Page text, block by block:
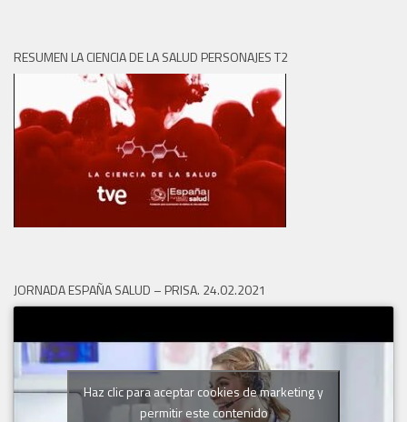
RESUMEN LA CIENCIA DE LA SALUD PERSONAJES T2
JORNADA ESPAÑA SALUD – PRISA. 24.02.2021
Haz clic para aceptar cookies de marketing y
permitir este contenido